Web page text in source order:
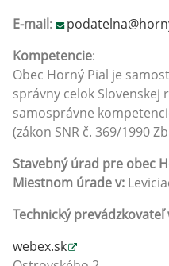
E-mail:
Kompetencie:
Obec Horný Pial je
správny celok Slovenskej
samosprávne
(zákon SNR č. 369/1990
Stavebný úrad pre obec
Miestnom úrade v:
Technický
webex.sk